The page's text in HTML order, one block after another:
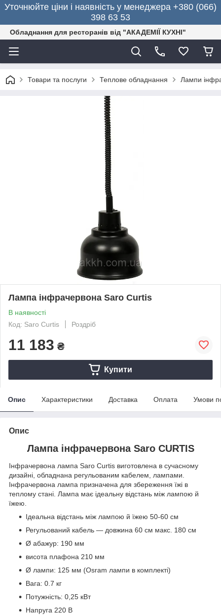
Уточнюйте ціни і наявність у менеджера +380 (066)
398 63 53
Обладнання для ресторанів від "АКАДЕМІЇ КУХНІ"
Товари та послуги Теплове обладнання Лампи
Лампа інфрачервона Saro Curtis
В наявності
Код: Saro Curtis
Роздріб
11 183 ₴
Купити
Опис Характеристики Доставка Оплата Умови
Опис
Лампа інфрачервона Saro CURTIS
Інфрачервона лампа Saro Curtis виготовлена в сучасному
дизайні, обладнана регульованим кабелем, лампами.
Інфрачервона лампа призначена для збереження їжі в
теплому стані. Лампа має ідеальну відстань між лампою й
їжею.
Ідеальна відстань між лампою й їжею 50-60 см
Регульований кабель — довжина 60 см макс. 180 см
Ø абажур: 190 мм
висота плафона 210 мм
Ø лампи: 125 мм (Osram лампи в комплекті)
Вага: 0.7 кг
Потужність: 0,25 кВт
Напруга 220 В